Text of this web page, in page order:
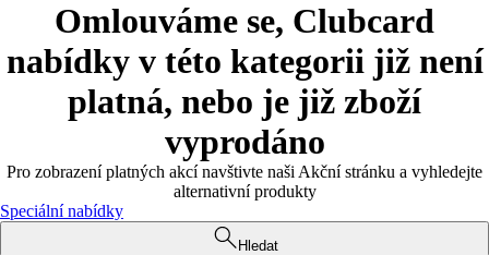
Omlouváme se, Clubcard
nabídky v této kategorii již není
platná, nebo je již zboží
vyprodáno
Pro zobrazení platných akcí navštivte naši Akční stránku a vyhledejte
alternativní produkty
Speciální nabídky
Hledat